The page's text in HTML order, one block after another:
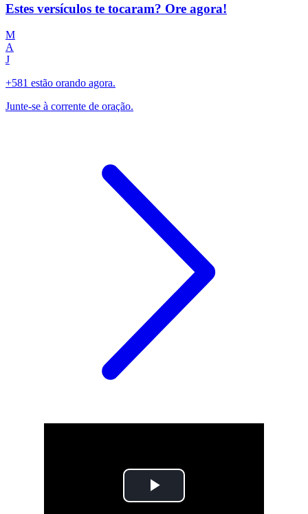
Estes versículos te tocaram? Ore agora!
M
A
J
+581 estão orando agora.
Junte-se à corrente de oração.